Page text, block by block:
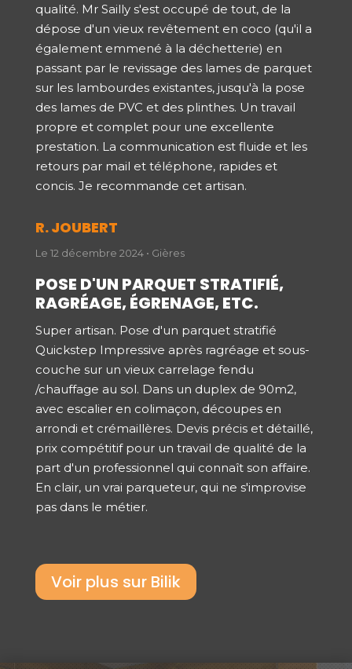
qualité. Mr Sailly s'est occupé de tout, de la
dépose d'un vieux revêtement en coco (qu'il a
également emmené à la déchetterie) en
passant par le revissage des lames de parquet
sur les lambourdes existantes, jusqu'à la pose
des lames de PVC et des plinthes. Un travail
propre et complet pour une excellente
prestation. La communication est fluide et les
retours par mail et téléphone, rapides et
concis. Je recommande cet artisan.
R. JOUBERT
Le 12 décembre 2024 • Gières
POSE D'UN PARQUET STRATIFIÉ,
RAGRÉAGE, ÉGRENAGE, ETC.
Super artisan. Pose d'un parquet stratifié
Quickstep Impressive après ragréage et sous-
couche sur un vieux carrelage fendu
/chauffage au sol. Dans un duplex de 90m2,
avec escalier en colimaçon, découpes en
arrondi et crémaillères. Devis précis et détaillé,
prix compétitif pour un travail de qualité de la
part d'un professionnel qui connaît son affaire.
En clair, un vrai parqueteur, qui ne s'improvise
pas dans le métier.
Voir plus sur Bilik